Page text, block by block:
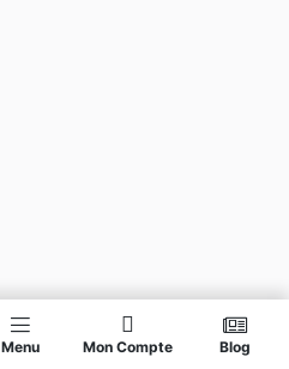
Menu Mon Compte Blog